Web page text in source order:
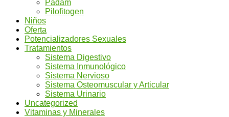
Padam
Pilofitogen
Niños
Oferta
Potencializadores Sexuales
Tratamientos
Sistema Digestivo
Sistema Inmunológico
Sistema Nervioso
Sistema Osteomuscular y Articular
Sistema Urinario
Uncategorized
Vitaminas y Minerales